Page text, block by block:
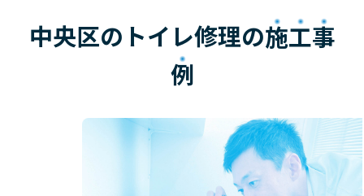
中央区のトイレ修理の施工事
例